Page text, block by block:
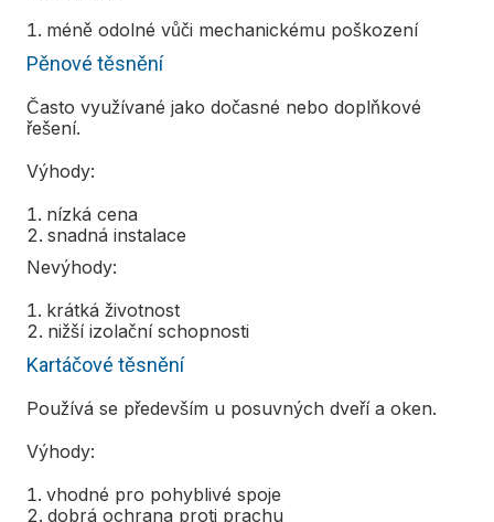
méně odolné vůči mechanickému poškození
Pěnové těsnění
Často využívané jako dočasné nebo doplňkové
řešení.
Výhody:
nízká cena
snadná instalace
Nevýhody:
krátká životnost
nižší izolační schopnosti
Kartáčové těsnění
Používá se především u posuvných dveří a oken.
Výhody:
vhodné pro pohyblivé spoje
dobrá ochrana proti prachu